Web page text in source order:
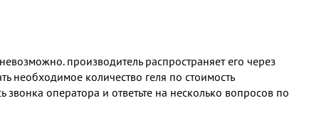
производитель распространяет его через
необходимое количество геля по стоимость
оператора и ответьте на несколько вопросов по